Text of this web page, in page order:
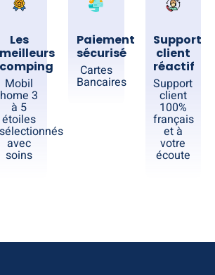
Les
meilleurs
comping
Mobil
home 3
à 5
étoiles
sélectionnés
avec
soins
Paiement
sécurisé
Cartes
Bancaires
Support
client
réactif
Support
client
100%
français
et à
votre
écoute